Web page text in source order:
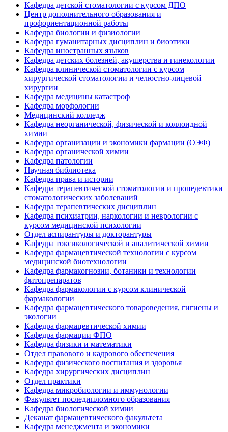
Кафедра детской стоматологии с курсом ДПО
Центр дополнительного образования и
профориентационной работы
Кафедра биологии и физиологии
Кафедра гуманитарных дисциплин и биоэтики
Кафедра иностранных языков
Кафедра детских болезней, акушерства и гинекологии
Кафедра клинической стоматологии с курсом
хирургической стоматологии и челюстно-лицевой
хирургии
Кафедра медицины катастроф
Кафедра морфологии
Медицинский колледж
Кафедра неорганической, физической и коллоидной
химии
Кафедра организации и экономики фармации (ОЭФ)
Кафедра органической химии
Кафедра патологии
Научная библиотека
Кафедра права и истории
Кафедра терапевтической стоматологии и пропедевтики
стоматологических заболеваний
Кафедра терапевтических дисциплин
Кафедра психиатрии, наркологии и неврологии с
курсом медицинской психологии
Отдел аспирантуры и докторантуры
Кафедра токсикологической и аналитической химии
Кафедра фармацевтической технологии с курсом
медицинской биотехнологии
Кафедра фармакогнозии, ботаники и технологии
фитопрепаратов
Кафедра фармакологии с курсом клинической
фармакологии
Кафедра фармацевтического товароведения, гигиены и
экологии
Кафедра фармацевтической химии
Кафедра фармации ФПО
Кафедра физики и математики
Отдел правового и кадрового обеспечения
Кафедра физического воспитания и здоровья
Кафедра хирургических дисциплин
Отдел практики
Кафедра микробиологии и иммунологии
Факультет последипломного образования
Кафедра биологической химии
Деканат фармацевтического факультета
Кафедра менеджмента и экономики